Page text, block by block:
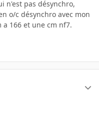
n'est pas désynchro,
o/c désynchro avec mon
a 166 et une cm nf7.